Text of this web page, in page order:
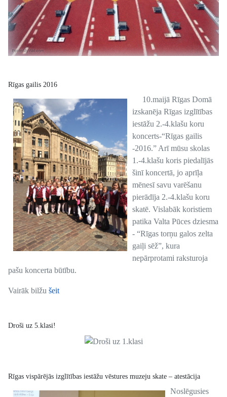
Rīgas gailis 2016
10.maijā Rīgas Domā
izskanēja Rīgas izglītības
iestāžu 2.-4.klašu koru
koncerts-“Rīgas gailis
-2016.” Arī mūsu skolas
1.-4.klašu koris piedalījās
šinī koncertā, jo aprīļa
mēnesī savu varēšanu
pierādīja 2.-4.klašu koru
skatē. Vislabāk koristiem
patika Valta Pūces dziesma
- “Rīgas torņu galos zelta
gaiļi sēž”, kura
nepārprotami raksturoja
pašu koncerta būtību.
Vairāk bilžu šeit
Droši uz 5.klasi!
Rīgas vispārējās izglītības iestāžu vēstures muzeju skate – atestācija
Noslēgusies